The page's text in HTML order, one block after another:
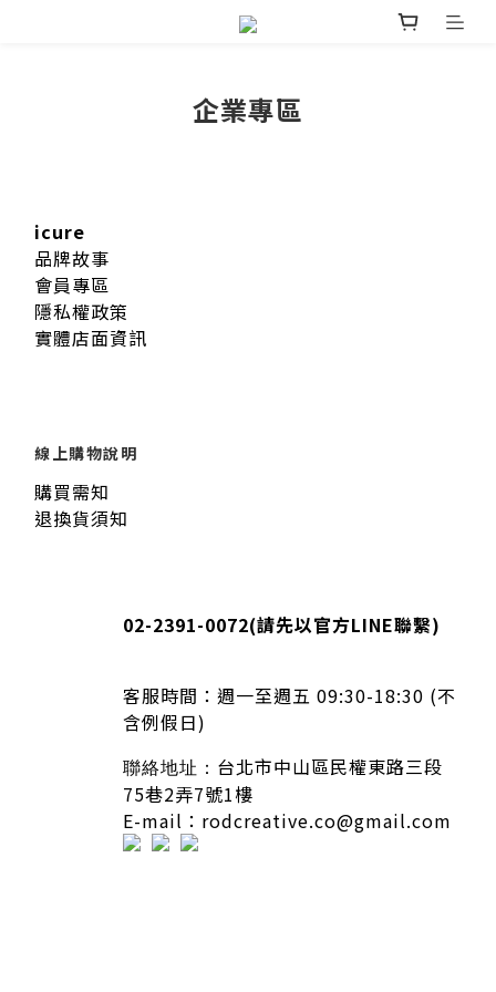
企業專區
icure
品牌故事
會員專區
隱私權政策
實體店面資訊
線上購物說明
購買需知
退換貨須知
02-2391-0072(請先以官方LINE聯繫)
客服時間： 週一至週五 09:30-18:30 (不
含例假日)
聯絡地址： 台北市中山區民權東路三段
75巷2弄7號1樓
E-mail：rodcreative.co@gmail.com